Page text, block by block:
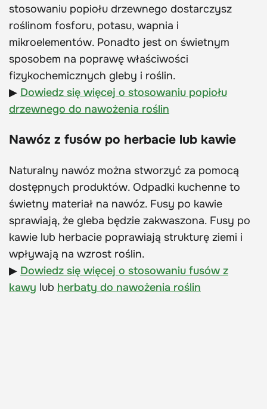
stosowaniu popiołu drzewnego dostarczysz
roślinom fosforu, potasu, wapnia i
mikroelementów. Ponadto jest on świetnym
sposobem na poprawę właściwości
fizykochemicznych gleby i roślin.
▶ Dowiedz się więcej o stosowaniu popiołu
drzewnego do nawożenia roślin
Nawóz z fusów po herbacie lub kawie
Naturalny nawóz można stworzyć za pomocą
dostępnych produktów. Odpadki kuchenne to
świetny materiał na nawóz. Fusy po kawie
sprawiają, że gleba będzie zakwaszona. Fusy po
kawie lub herbacie poprawiają strukturę ziemi i
wpływają na wzrost roślin.
▶ Dowiedz się więcej o stosowaniu fusów z
kawy lub herbaty do nawożenia roślin